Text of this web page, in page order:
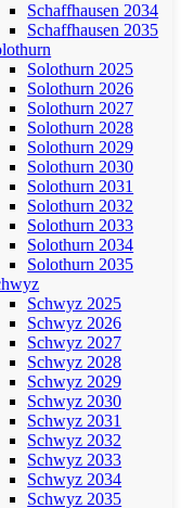
Schaffhausen 2034
Schaffhausen 2035
Solothurn 2025
Solothurn 2026
Solothurn 2027
Solothurn 2028
Solothurn 2029
Solothurn 2030
Solothurn 2031
Solothurn 2032
Solothurn 2033
Solothurn 2034
Solothurn 2035
Schwyz 2025
Schwyz 2026
Schwyz 2027
Schwyz 2028
Schwyz 2029
Schwyz 2030
Schwyz 2031
Schwyz 2032
Schwyz 2033
Schwyz 2034
Schwyz 2035